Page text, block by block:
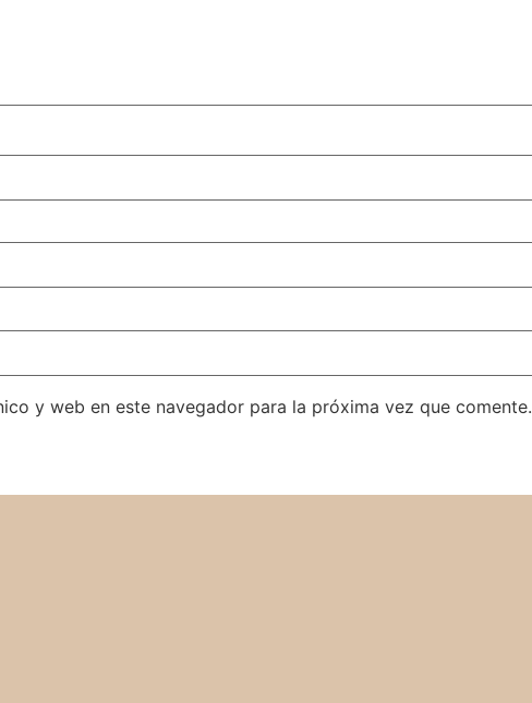
y web en este navegador para la próxima vez que comente.